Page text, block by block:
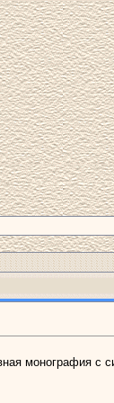
монография с